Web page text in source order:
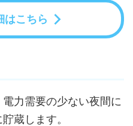
はこちら
力需要の少ない夜間に
蔵します。